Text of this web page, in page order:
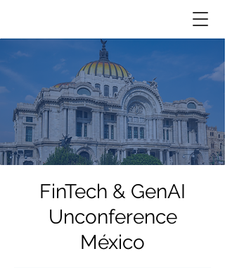
FinTech & GenAI
Unconference
México